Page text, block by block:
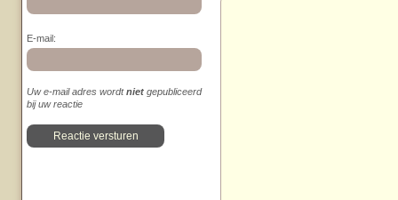
E-mail:
Uw e-mail adres wordtniet gepubliceerd
bij uw reactie